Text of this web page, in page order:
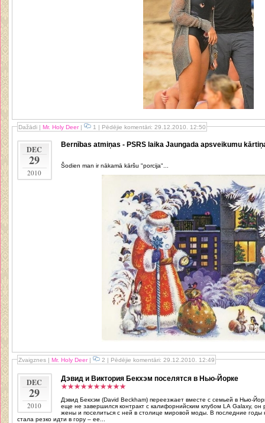
Dažādi| Mr. Holy Deer| 1 | Pēdējie komentāri: 29.12.2010. 12:50
DEC
29
2010
Bernības atmiņas - PSRS laika Jaungada apsveikumu
Šodien man ir nākamā kāršu "porcija"...
Zvaigznes| Mr. Holy Deer| 2 | Pēdējie komentāri: 29.12.2010. 12:49
DEC
29
2010
Дэвид и Виктория Бекхэм поселятся в Нью-Йорке
Дэвид Бекхэм (David Beckham) переезжает вместе с семьей в Нью-
еще не завершился контракт с калифорнийским клубом LA Galaxy,
жены и поселиться с ней в столице мировой моды. В последние годы
стала резко идти в гору – ее...